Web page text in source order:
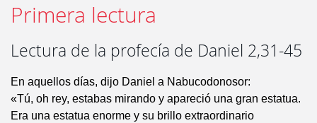
Primera lectura
Lectura de la profecía de Daniel 2,31-45
En aquellos días, dijo Daniel a Nabucodonosor:
«Tú, oh rey, estabas mirando y apareció una gran estatua.
Era una estatua enorme y su brillo extraordinario